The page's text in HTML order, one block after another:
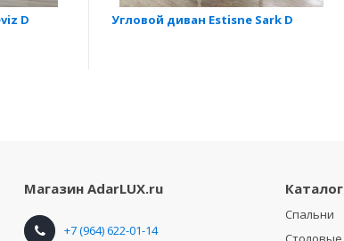
D Угловой диван Estisne Sark D
Магазин AdarLUX.ru
+7 (964) 622-01-14
Каталог
Спальни